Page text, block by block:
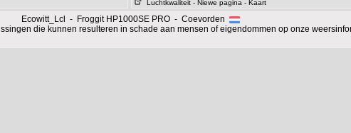
Luchtkwaliteit - Niewe pagina - Kaart
Ecowitt_Lcl - Froggit HP1000SE PRO - Coevorden
die kunnen resulteren in schade aan mensen of eigendommen op onze